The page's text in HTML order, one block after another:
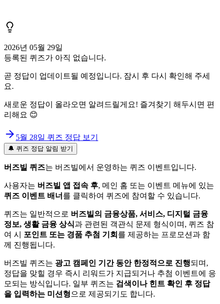
2026년 05월 29일
등록된 퀴즈가 아직 없습니다.
곧 정답이 업데이트될 예정입니다. 잠시 후 다시 확인해 주세
요.
새로운 정답이 올라오면 알려드릴게요! 즐겨찾기 해두시면 편
리해요 😊
5월 28일 퀴즈 정답 보기
🔔 퀴즈 정답 알림 받기
버즈빌 퀴즈는 버즈빌에서 운영하는 퀴즈 이벤트입니다.
사용자는 버즈빌 앱 접속 후, 메인 홈 또는 이벤트 메뉴에 있는
퀴즈 이벤트 배너 를 클릭하여 퀴즈에 참여할 수 있습니다.
퀴즈는 일반적으로 버즈빌의 금융상품, 서비스, 디지털 금융
정보, 생활 금융 상식과 관련된 객관식 문제 형식이며, 퀴즈 참
여 시
포인트 또는 경품 추첨 기회 를 제공하는 프로모션과 함
께 진행됩니다.
버즈빌 퀴즈는 광고 캠페인 기간 동안 한정적으로 진행되며,
정답을 맞힐 경우 즉시 리워드가 지급되거나 추첨 이벤트에 응
모되는 방식입니다. 일부 퀴즈는 검색이나 힌트 확인 후 정답
을 입력하는 미션형 으로 제공되기도 합니다.